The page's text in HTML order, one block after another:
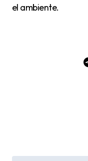
el ambiente.